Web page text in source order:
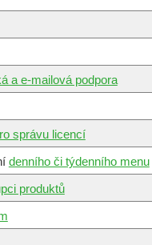
a e-mailová podpora
správu licencí
denního či týdenního menu
produktů